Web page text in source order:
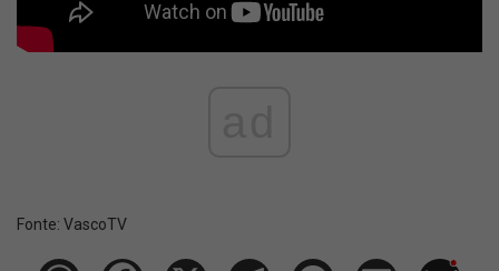
Fonte: VascoTV